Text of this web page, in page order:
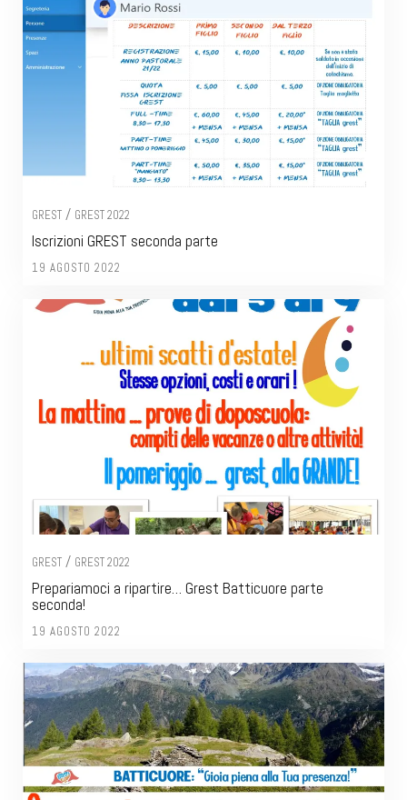
GREST / GREST 2022
Iscrizioni GREST seconda parte
19 AGOSTO 2022
GREST / GREST 2022
Prepariamoci a ripartire… Grest Batticuore parte
seconda!
19 AGOSTO 2022